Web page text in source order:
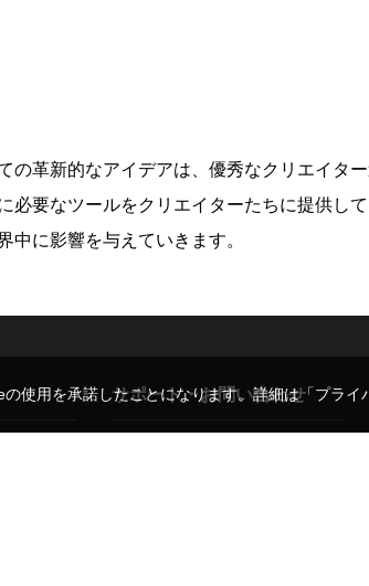
の革新的なアイデアは、優秀なクリエイタ
必要なツールをクリエイターたちに提供し
中に影響を与えていきます。
サポート・お問い合わせ
使用を承諾したことになります。詳細は「プライ